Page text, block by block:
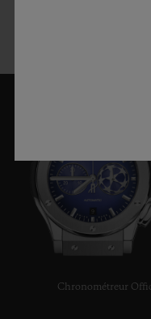
Chronométreur